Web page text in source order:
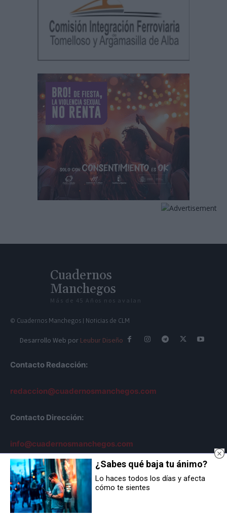
Cuadernos
Manchegos
Más de 45 Años nos avalan
© Cuadernos Manchegos | Noticias de CLM
Desarrollo Web por Leubur Diseño
Contacto Redacción:
redaccion@cuadernosmanchegos.com
Contacto Dirección:
info@cuadernosmanchegos.com
Sobre Nosotros
¿Sabes qué baja tu ánimo?
Lo haces todos los días y afecta
cómo te sientes